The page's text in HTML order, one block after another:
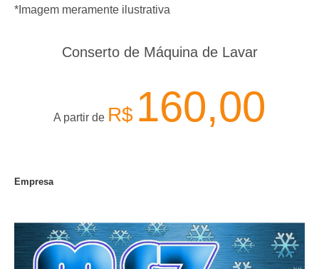
*Imagem meramente ilustrativa
Conserto de Máquina de Lavar
A partir de R$ 160,00
Empresa